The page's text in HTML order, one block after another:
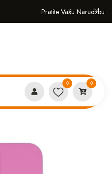
Pratite Vašu Narudžbu
0 0
Iphone 11 Pro case ciklama *